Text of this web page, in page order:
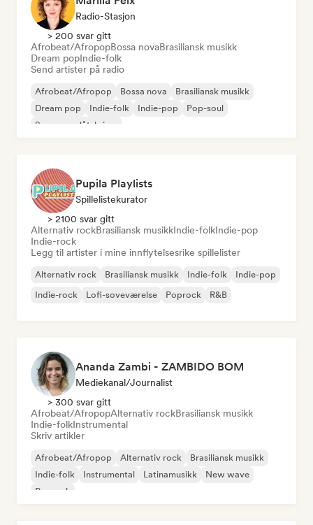
Radio-Stasjon
> 200 svar gitt
Afrobeat/AfropopBossa novaBrasiliansk musikk
Dream popIndie-folk
Send artister på radio
Afrobeat/Afropop Bossa nova
Brasiliansk musikk
Dream pop
Indie-folk Indie-pop
Pop-soul
Sanger og låtskriver
Pupila Playlists
Spillelistekurator
> 2100 svar gitt
Alternativ rockBrasiliansk musikkIndie-folkIndie-pop
Indie-rock
Legg til artister i mine innflytelsesrike spillelister
Alternativ rock Brasiliansk musikk Indie-folk
Indie-pop
Indie-rock
Lofi-soveværelse Poprock R&B
Ananda Zambi - ZAMBIDO BOM
Mediekanal/journalist
> 300 svar gitt
Afrobeat/AfropopAlternativ rockBrasiliansk musikk
Indie-folkInstrumental
Skriv artikler
Afrobeat/Afropop Alternativ rock
Brasiliansk musikk
Indie-folk
Instrumental Latinamusikk
New wave
Poprock